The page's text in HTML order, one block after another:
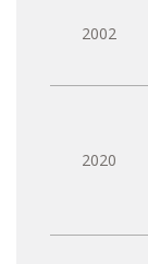
2002
2020